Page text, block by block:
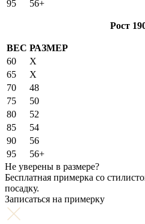
95 56+
Рост
ВЕС РАЗМЕР
60
X
65
X
70
48
75
50
80
52
85
54
90
56
95
56+
Не уверены в размере?
Бесплатная примерка со
посадку.
Записаться на примерку